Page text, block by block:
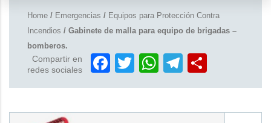
Home / Emergencias / Equipos para Protección Contra
Incendios / Gabinete de malla para equipo de brigadas –
bomberos.
Compartir en
redes sociales
Facebook
TwitterWhatsApp
Telegram